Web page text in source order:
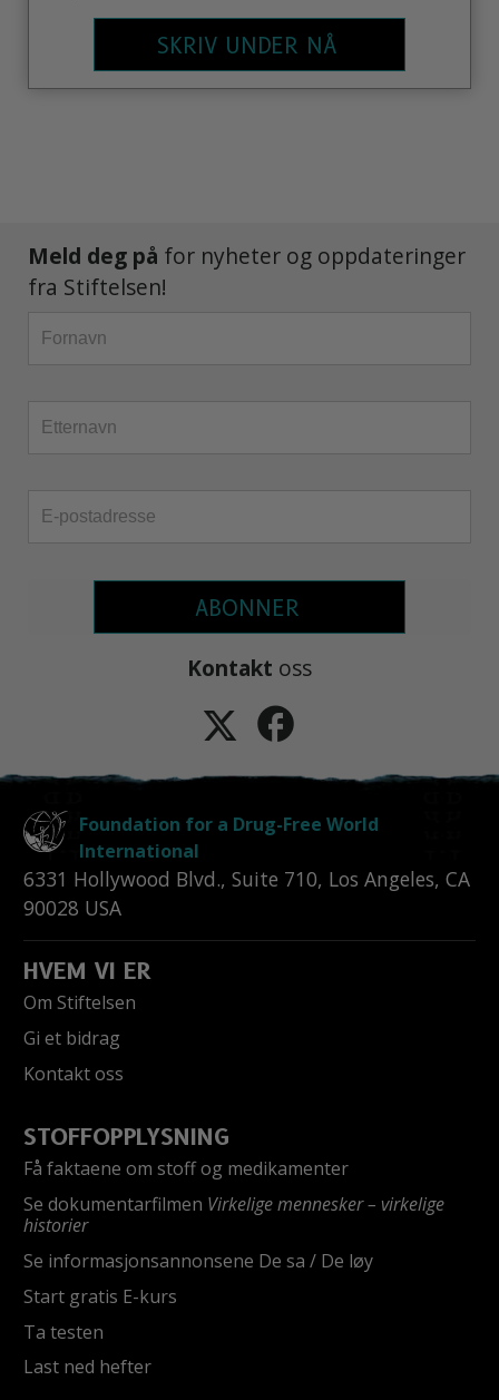
SKRIV UNDER NÅ
Meld deg på for nyheter og oppdateringer
fra Stiftelsen!
ABONNER
Kontakt oss
Foundation for a Drug-Free World
International
6331 Hollywood Blvd., Suite 710, Los Angeles, CA
90028 USA
HVEM VI ER
Om Stiftelsen
Gi et bidrag
Kontakt oss
STOFFOPPLYSNING
Få faktaene om stoff og medikamenter
Se dokumentarfilmen Virkelige mennesker – virkelige
historier
Se informasjonsannonsene De sa / De løy
Start gratis E-kurs
Ta testen
Last ned hefter